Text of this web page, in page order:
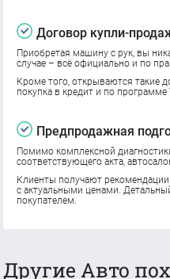
Договор купли-
Приобретая машину с рук, вы
случае – всё официально и по
Кроме того, открываются такие
покупка в кредит и по программе
Предпродажная
Помимо комплексной
соответствующего акта,
Клиенты получают
с актуальными ценами.
покупателем.
Другие Авто